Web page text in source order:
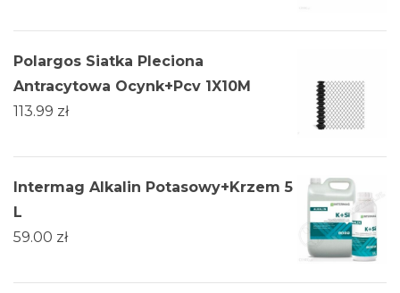
Polargos Siatka Pleciona
Antracytowa Ocynk+Pcv 1X10M
113.99 zł
Intermag Alkalin Potasowy+Krzem 5
L
59.00 zł